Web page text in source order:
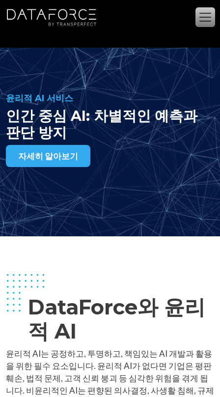
윤리적 AI 서비스
인간 중심 AI: 차별적인 예측과
판단 방지
자세히 알아보기
DataForce와 윤리
적 AI
윤리적 AI는 공정하고, 투명하고, 책임있는 AI 개발과 활용
을 위한 필수 요소입니다. 윤리적 AI가 없다면 기업은 평판
훼손, 법적 문제, 고객 신뢰 붕괴 등 심각한 위험을 겪게 됩
니다. 비윤리적인 AI는 편향된 의사결정, 사생활 침해, 규제